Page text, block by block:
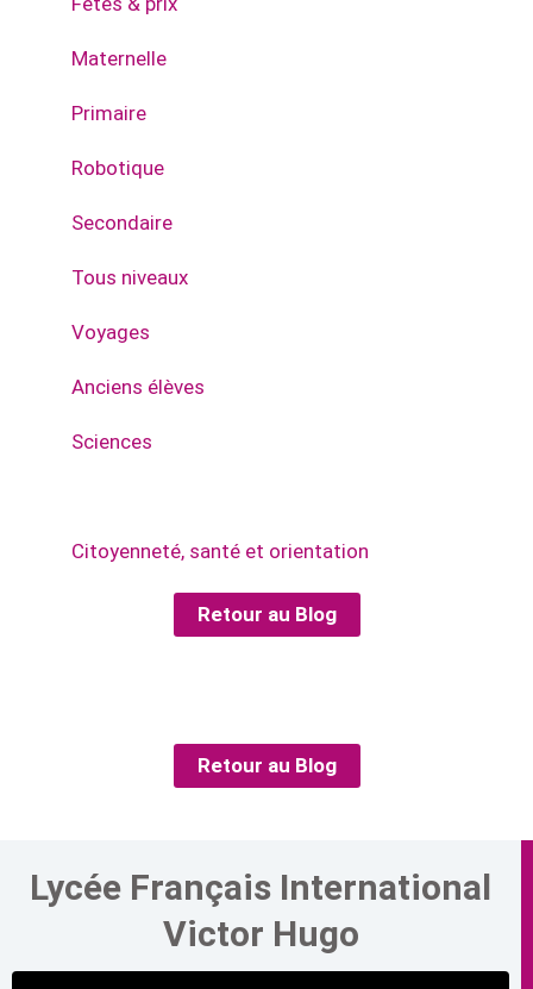
Maternelle
Primaire
Robotique
Secondaire
Tous niveaux
Voyages
Anciens élèves
Sciences
Citoyenneté, santé et orientation
Retour au Blog
Retour au Blog
Lycée Français International
Victor Hugo